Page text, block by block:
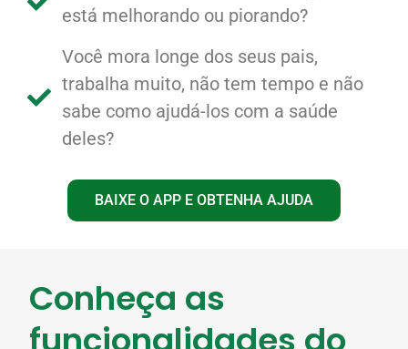
está melhorando ou piorando?
Você mora longe dos seus pais,
trabalha muito, não tem tempo e não
sabe como ajudá-los com a saúde
deles?
BAIXE O APP E OBTENHA AJUDA
Conheça as